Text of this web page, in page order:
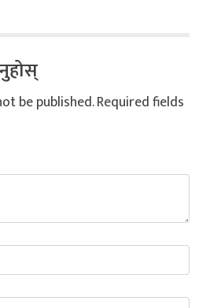
be published.Required fields